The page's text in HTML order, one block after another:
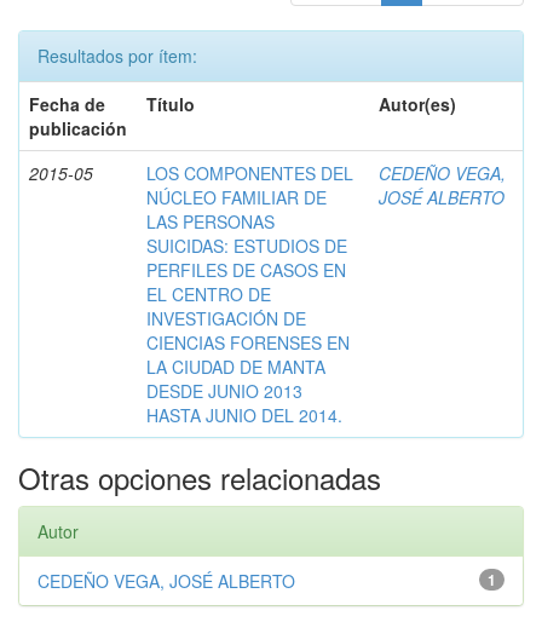
Resultados por ítem:
Fecha de
publicación
Título Autor(es)
2015-05
LOS COMPONENTES DEL
NÚCLEO FAMILIAR DE
LAS PERSONAS
SUICIDAS: ESTUDIOS DE
PERFILES DE CASOS EN
EL CENTRO DE
INVESTIGACIÓN DE
CIENCIAS FORENSES EN
LA CIUDAD DE MANTA
DESDE JUNIO 2013
HASTA JUNIO DEL 2014.
CEDEÑO VEGA,
JOSÉ ALBERTO
Otras opciones relacionadas
Autor
1
CEDEÑO VEGA, JOSÉ ALBERTO